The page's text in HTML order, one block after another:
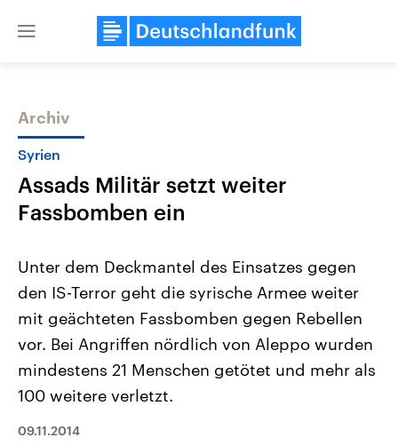
Close
Themen
Landtagswahl Sachsen-Anhalt
2026
Alle Informationen
Sachsen-Anhalt wählt am 6.
September 2026 einen neuen
Landtag. Seit 2021 wird das
Bundesland von einer Koalition aus
Umfragen, Prognosen,
Wahlprogramme, aktuelle Berichte
Aktuelle Beiträge,
Hintergründe
Wirtschaftlich und
gehören die Vereinigten
den mächtigsten Ländern
Archiv
Syrien
Assads Militär setzt weiter
Fassbomben ein
Unter dem Deckmantel des Einsatzes gegen
den IS-Terror geht die syrische Armee weiter
mit geächteten Fassbomben gegen Rebellen
vor. Bei Angriffen nördlich von Aleppo wurden
mindestens 21 Menschen getötet und mehr als
100 weitere verletzt.
09.11.2014